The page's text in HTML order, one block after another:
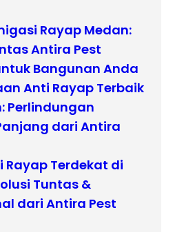
Rayap Medan:
Antira Pest
Bangunan Anda
Anti Rayap Terbaik
Perlindungan
dari Antira
Rayap Terdekat di
Tuntas &
dari Antira Pest